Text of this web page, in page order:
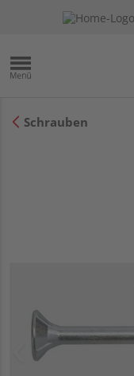
Schrauben